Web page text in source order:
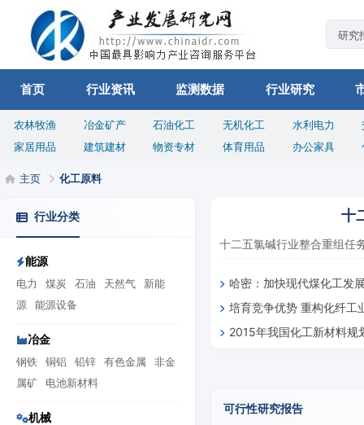
首页 行业资讯 监测数据 行业研究
农林牧渔 冶金矿产 石油化工 无机化工 水利电力
家居用品
建筑建材 物资专材 体育用品 办公家具
主页 化工原料
行业分类
能源
电力 煤炭 石油 天然气
新能
源
能源设备
冶金
钢铁 铜铝 铅锌 有色金属
非金
属矿
电池新材料
机械
十
十二五氯碱行业整合重组任
哈密：加快现代煤化工发
级煤化工产业集群
培育竞争优势 重构化纤工
2015年我国化工新材料规
可行性研究报告